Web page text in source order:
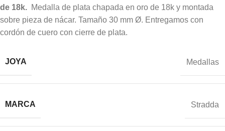
de 18k. Medalla de plata chapada en oro de 18k y montada
sobre pieza de nácar. Tamaño 30 mm Ø. Entregamos con
cordón de cuero con cierre de plata.
JOYA Medallas
MARCA Stradda